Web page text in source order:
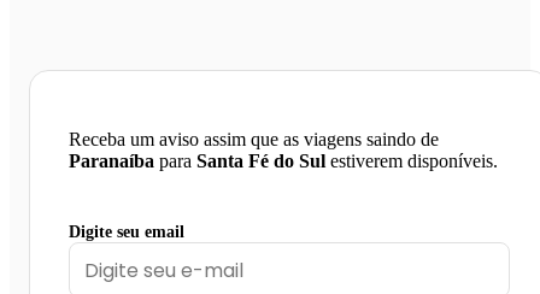
Receba um aviso assim que as viagens saindo de
Paranaíba para Santa Fé do Sul estiverem disponíveis.
Digite seu email